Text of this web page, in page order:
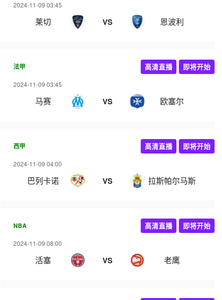
2024-11-09 03:45
莱切 VS 恩波利
法甲
2024-11-09 03:45
马赛 VS 欧塞尔
高清直播 即将开始
西甲
2024-11-09 04:00
巴列卡诺 VS 拉斯帕尔马斯
高清直播 即将开始
NBA
2024-11-09 08:00
活塞 VS 老鹰
高清直播 即将开始